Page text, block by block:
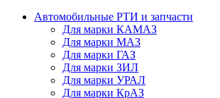
Автомобильные РТИ и запчасти
Для марки КАМАЗ
Для марки МАЗ
Для марки ГАЗ
Для марки ЗИЛ
Для марки УРАЛ
Для марки КрАЗ